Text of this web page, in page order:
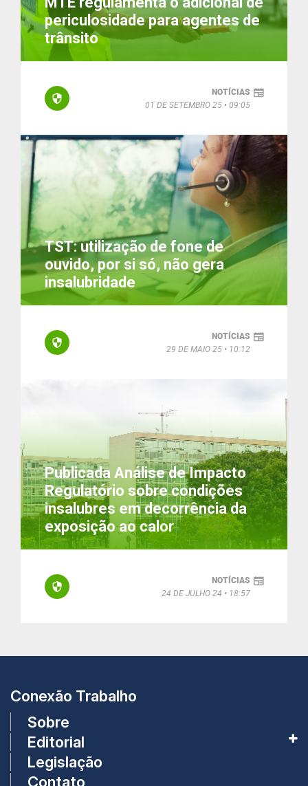
periculosidade para agentes de
trânsito
NOTÍCIAS
01 DE SETEMBRO 25
09:05
TST: utilização de fone de
ouvido, por si só, não gera
insalubridade
NOTÍCIAS
29 DE MAIO 25
10:12
Publicada Análise de Impacto
Regulatório sobre condições
insalubres em decorrência da
exposição ao calor
NOTÍCIAS
24 DE JULHO 24
18:57
Conexão Trabalho
Sobre
Editorial
Legislação
Contato